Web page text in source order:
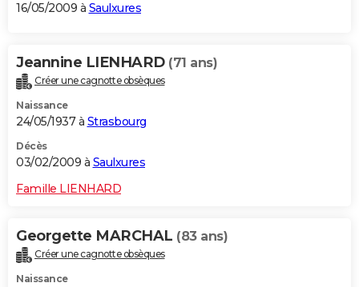
16/05/2009 à Saulxures
Jeannine LIENHARD (71 ans)
Créer une cagnotte obsèques
Naissance
24/05/1937 à Strasbourg
Décès
03/02/2009 à Saulxures
Famille LIENHARD
Georgette MARCHAL (83 ans)
Créer une cagnotte obsèques
Naissance